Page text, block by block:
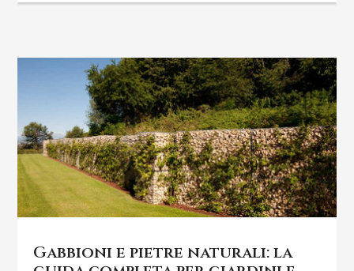
Gabbioni e pietre naturali: la